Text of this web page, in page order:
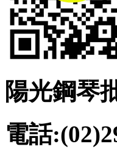
陽光鋼琴
電話